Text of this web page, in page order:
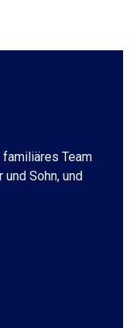
Team
Sohn, und